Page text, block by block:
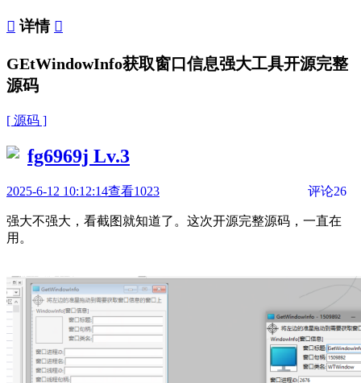
 详情 
GEtWindowInfo获取窗口信息强大工具开源完整
源码
[ 源码 ]
fg6969j Lv.3
2025-6-12 10:12:14查看1023 评论26
强大不强大，看截图就知道了。这次开源完整源码，一直在
用。